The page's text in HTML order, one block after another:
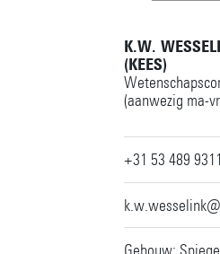
K.W.
(KEES)
(aanwezig ma-
+31 53 489